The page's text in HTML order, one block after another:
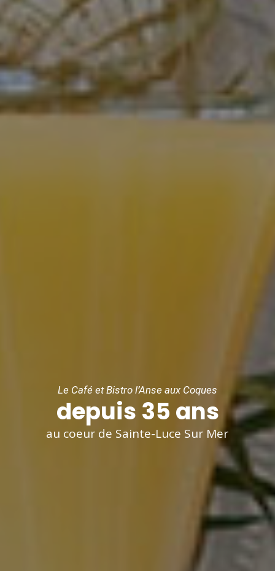
depuis 35 ans
Le Café et Bistro l’Anse aux Coques
au coeur de Sainte-Luce Sur Mer